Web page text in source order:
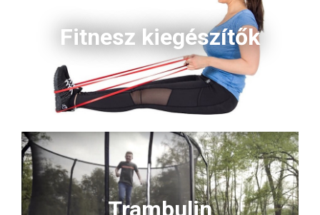
Fitnesz kiegészítők
Trambulin